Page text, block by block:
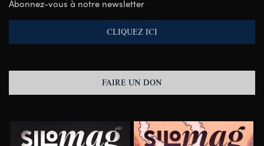
Abonnez-vous à notre newsletter
CLIQUEZ ICI
FAIRE UN DON